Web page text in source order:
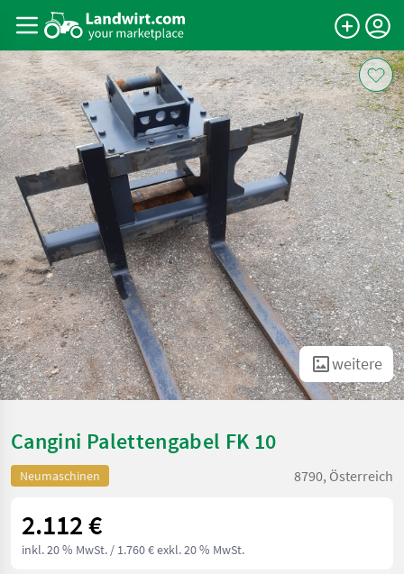
weitere
Cangini Palettengabel FK 10
Neumaschinen 8790, Österreich
2.112 €
inkl. 20 % MwSt. / 1.760 € exkl. 20 % MwSt.